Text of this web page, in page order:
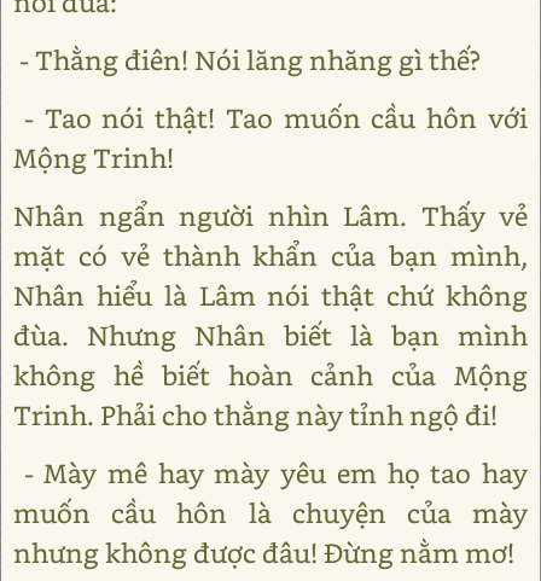
- Thằng điên! Nói lăng nhăng gì thế?
- Tao nói thật! Tao muốn cầu hôn với
Mộng Trinh!
Nhân ngẩn người nhìn Lâm. Thấy vẻ
mặt có vẻ thành khẩn của bạn mình,
Nhân hiểu là Lâm nói thật chứ không
đùa. Nhưng Nhân biết là bạn mình
không hề biết hoàn cảnh của Mộng
Trinh. Phải cho thằng này tỉnh ngộ đi!
- Mày mê hay mày yêu em họ tao hay
muốn cầu hôn là chuyện của mày
nhưng không được đâu! Đừng nằm mơ!